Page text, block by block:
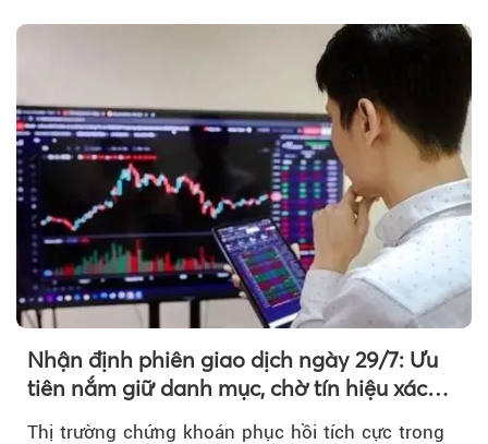
tiền vẫn chưa thực sự trở lại.
Nhận định phiên giao dịch ngày 29/7: Ưu
tiên nắm giữ danh mục, chờ tín hiệu xác
Thị trường chứng khoán phục hồi tích cực trong